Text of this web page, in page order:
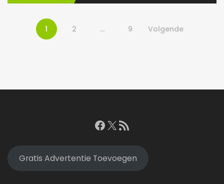
1 2 … 9 Volgende
Facebook
X RSS feed
Gratis Advertentie Toevoegen